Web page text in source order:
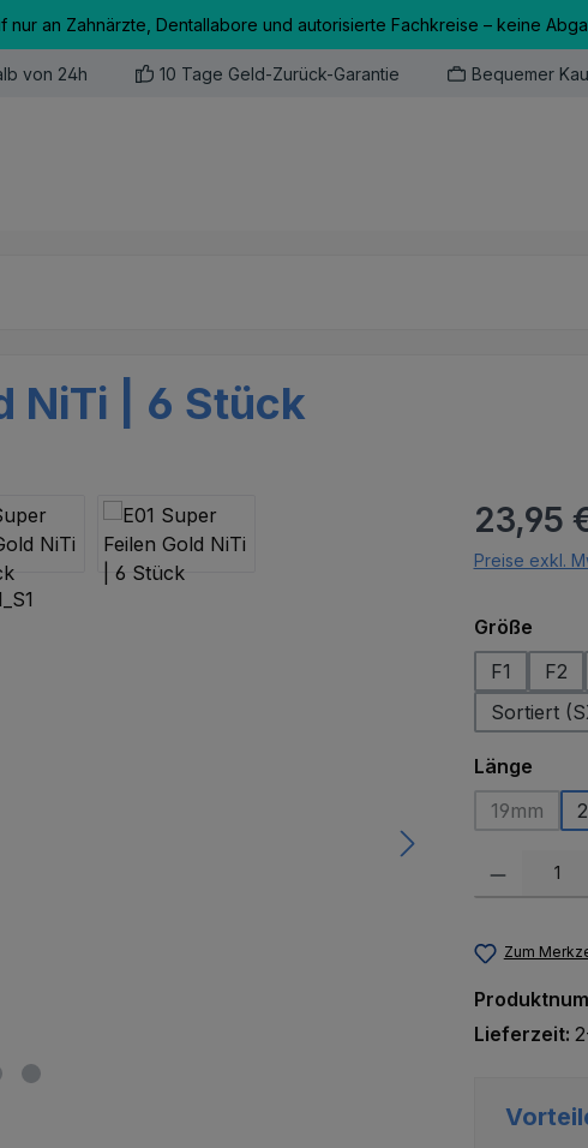
nur an Zahnärzte, Dentallabore und autorisierte Fachkreise – keine
von 24h 10 Tage Geld-Zurück-Garantie Bequemer
NiTi | 6 Stück
Regulärer
23,95
Preise exkl.
Größe
F1
F2
Sortiert
Länge
19mm
(Diese
Produkt
Zum
Lieferzeit: